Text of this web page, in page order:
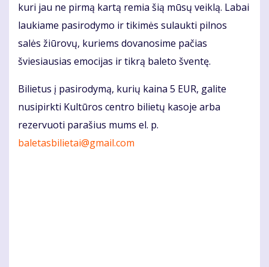
kuri jau ne pirmą kartą remia šią mūsų veiklą. Labai
laukiame pasirodymo ir tikimės sulaukti pilnos
salės žiūrovų, kuriems dovanosime pačias
šviesiausias emocijas ir tikrą baleto šventę.
Bilietus į pasirodymą, kurių kaina 5 EUR, galite
nusipirkti Kultūros centro bilietų kasoje arba
rezervuoti parašius mums el. p.
baletasbilietai@gmail.com